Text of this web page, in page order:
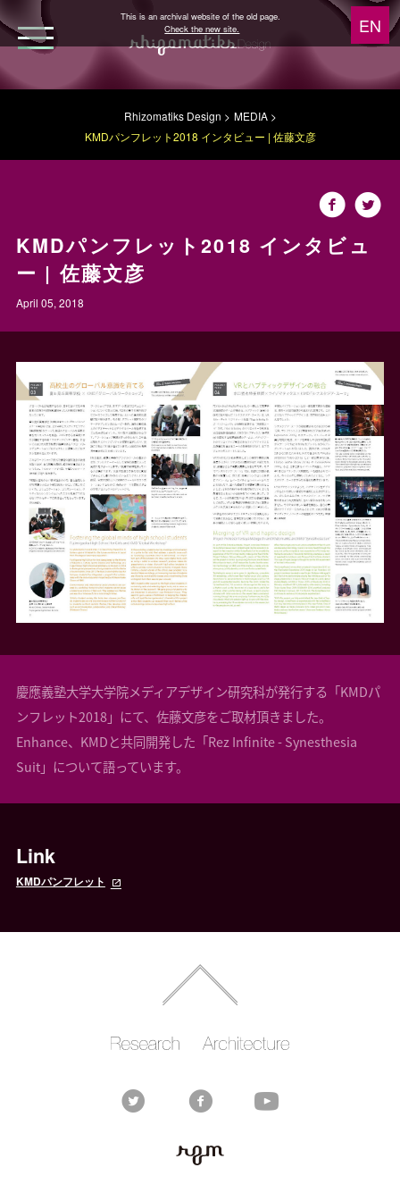
This is an archival website of the old page.
Check the new site.
Rhizomatiks Design
MEDIA
KMDパンフレット2018 インタビュー | 佐藤文彦
KMDパンフレット2018 インタビュ
ー | 佐藤文彦
April 05, 2018
慶應義塾大学大学院メディアデザイン研究科が発行する「KMDパ
ンフレット2018」にて、佐藤文彦をご取材頂きました。
Enhance、KMDと共同開発した「Rez Infinite - Synesthesia
Suit」について語っています。
Link
KMDパンフレット
Rhizomatiks
Rhizomatiks
WORKS
NEWS
ABOUT
Architecture